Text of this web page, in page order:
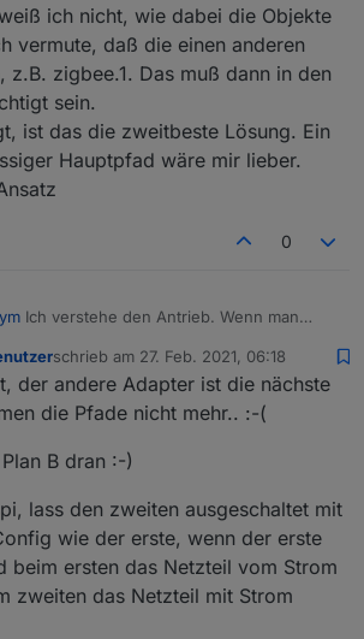
ich nicht, wie dabei die Objekte
vermute, daß die einen anderen
z.B. zigbee.1. Das muß dann in den
sein.
ist das die zweitbeste Lösung. Ein
Hauptpfad wäre mir lieber.
0
Ich verstehe den Antrieb. Wenn man
man hone Verfügbarkeit.
verstehe ich aber nicht genug
bestromt und bedatet sind.
und bedateten Zustand parallel
kann. Oder hast Du das schon einmal
ich eher an eine kalte Redundanz
zweite Client läuft zwar und bekommt
schrieb am 27. Feb. 2021, 06:18
zuletzt editiert von
der andere Adapter ist die nächste
die Pfade nicht mehr.. :-(
B dran :-)
lass den zweiten ausgeschaltet mit
wie der erste, wenn der erste
beim ersten das Netzteil vom Strom
zweiten das Netzteil mit Strom